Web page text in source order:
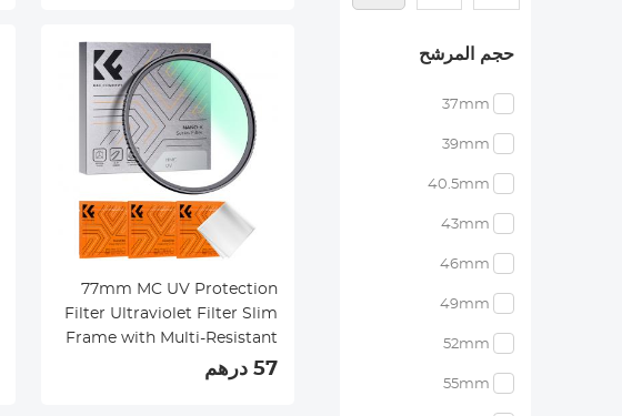
حجم المرشح
37mm
39mm
40.5mm
43mm
46mm
49mm
52mm
55mm
77mm MC UV Protection
Filter Ultraviolet Filter Slim
Frame with Multi-Resistant
Coating for Camera Lens
57 درهم